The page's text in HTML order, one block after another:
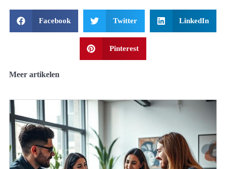
Facebook Twitter LinkedIn
Pinterest
Meer artikelen